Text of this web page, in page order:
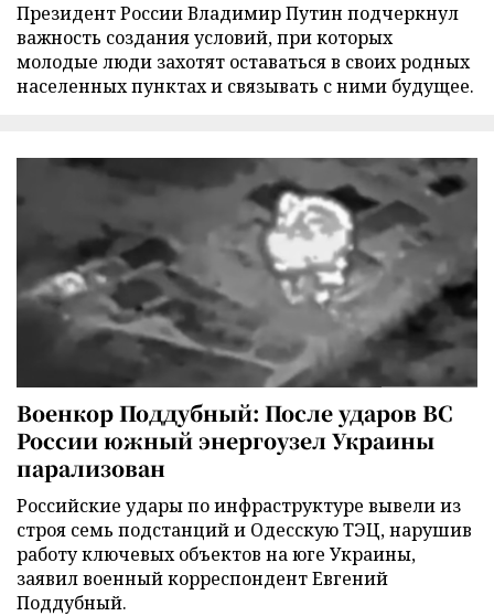
Президент России Владимир Путин подчеркнул
важность создания условий, при которых
молодые люди захотят оставаться в своих родных
населенных пунктах и связывать с ними будущее.
Военкор Поддубный: После ударов ВС
России южный энергоузел Украины
парализован
Российские удары по инфраструктуре вывели из
строя семь подстанций и Одесскую ТЭЦ, нарушив
работу ключевых объектов на юге Украины,
заявил военный корреспондент Евгений
Поддубный.